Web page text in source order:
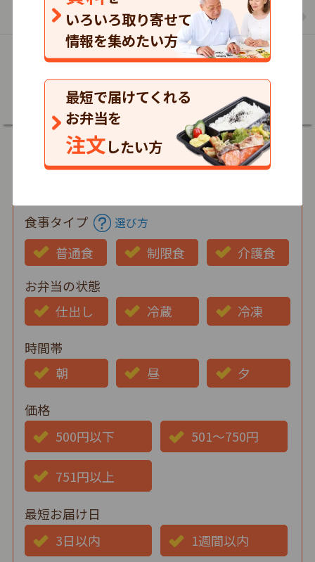
いろいろ取り寄せて
情報を集めたい方
最短で届けてくれる
お弁当を
注文したい方
まごころケア食のお弁当の一覧を見る
詳細
食事タイプ 選び方
普通食 制限食
介護食
お弁当の状態
仕出し
冷蔵
冷凍
時間帯
朝
昼
夕
価格
500円以下
501～750円
751円以上
最短お届け日
3日以内
1週間以内